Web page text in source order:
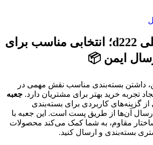
جعبه آماده قفلی d222؛ انتخابی مناسب برای
ایمن 📦
داشتن بسته‌بندی مناسب نقش مهمی در
تجربه خرید بهتر برای مشتریان دارد. جعبه
از گزینه‌های کاربردی برای بسته‌بندی
آن‌ها از طریق پست است. این جعبه با
مقاوم، به شما کمک می‌کند محصولات
بسته‌بندی و ارسال کنید.